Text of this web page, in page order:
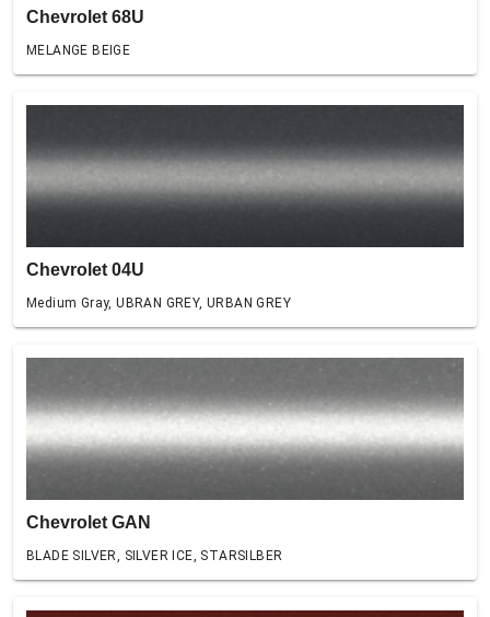
Chevrolet 68U
MELANGE BEIGE
Chevrolet 04U
Medium Gray, UBRAN GREY, URBAN GREY
Chevrolet GAN
BLADE SILVER, SILVER ICE, STARSILBER